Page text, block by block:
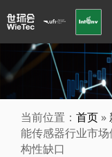
当前位置： 首页 »
能传感器行业市
构性缺口